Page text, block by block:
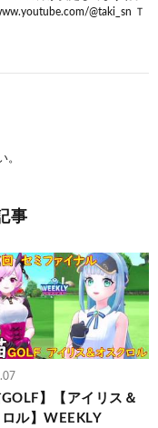
@taki_sn Ｔ
。
事
GOLF】【アイリス＆
ル】WEEKLY